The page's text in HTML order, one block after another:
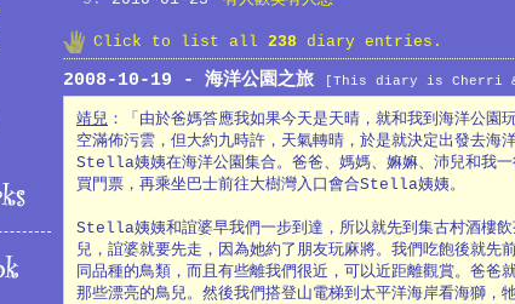
Click to list all 238 diary entries.
2008-10-19 - 海洋公園之旅 [This diary is Cherri
靖兒 ：「由於爸媽答應我如果今天是天晴，就和我到海洋公園
空滿佈污雲，但大約九時許，天氣轉晴，於是就決定出發去海
Stella姨姨在海洋公園集合。爸爸、媽媽、嫲嫲、沛兒和我一
買門票，再乘坐巴士前往大樹灣入口會合Stella姨姨。
Stella姨姨和誼婆早我們一步到達，所以就先到集古村酒樓飲
兒，誼婆就要先走，因為她約了朋友玩麻將。我們吃飽後就先
同品種的鳥類，而且有些離我們很近，可以近距離觀賞。爸爸
那些漂亮的鳥兒。然後我們搭登山電梯到太平洋海岸看海獅，